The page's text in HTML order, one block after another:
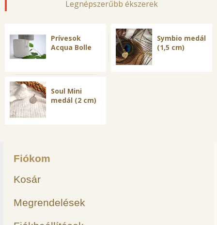
Legnépszerűbb ékszerek
Prívesok
Acqua Bolle
Symbio medál
(1,5 cm)
Soul Mini
medál (2 cm)
Fiókom
Kosár
Megrendelések